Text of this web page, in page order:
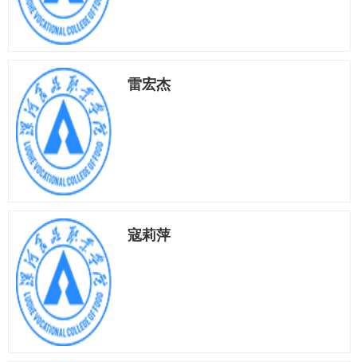
雷宏杰
寇莉萍